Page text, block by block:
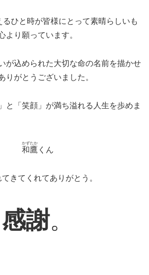
ひと時が皆様にとって素晴らしいも
より願っています。
が込められた大切な命の名前を描かせ
りがとうございました。
と「笑顔」が満ち溢れる人生を歩めま
和鷹
かずたか
くん
きてくれてありがとう。
感謝。